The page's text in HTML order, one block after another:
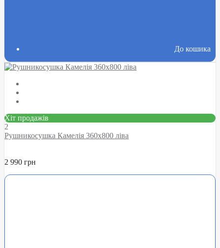
До кошика
Хіт продажів
2
Рушникосушка Камелія 360х800 ліва
2 990 грн